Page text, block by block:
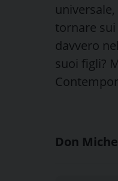
tornare sui
davvero
suoi figli?
Don